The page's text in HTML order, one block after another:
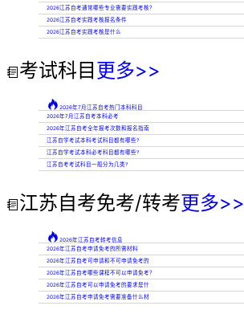
2026江苏自考通常哪些专业需要实践考核？
2026江苏自考实践考核报名条件
2026江苏自考实践考核是什么
 考试科目 更多>>
 2026年7月江苏自考热门本科科目
2026年7月江苏自考本科必考
2026年江苏自考全年报考次数和报名指南
江苏自学考试本科考试科目都有哪些?
江苏自学考试本科必考科目都有哪些?
江苏自考考试科目一般分为几类?
 江苏自考免考/转考更多>>
 2026年江苏自考转考信息
2026年江苏自考申请免考的所需材料
2026年江苏自考可申请和不可申请免考的
2026年江苏自考哪些课程不可以申请免考？
2026年江苏自考可以申请免考的要求是什
2026年江苏自考申请免考需要准备什么材